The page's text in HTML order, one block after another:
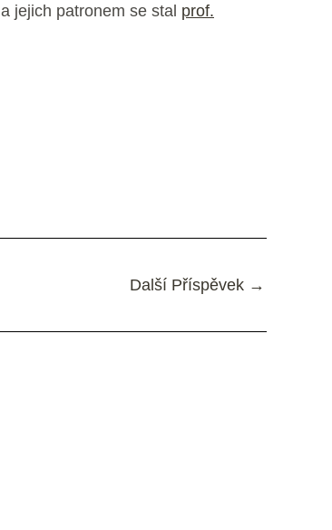
a jejich patronem se stal prof.
Další Příspěvek →